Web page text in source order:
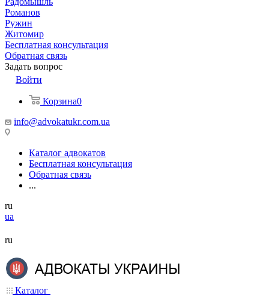
Романов
Ружин
Житомир
Бесплатная консультация
Обратная связь
Задать вопрос
Войти
Корзина0
info@advokatukr.com.ua
Каталог адвокатов
Бесплатная консультация
Обратная связь
...
ru
ua
ru
Каталог